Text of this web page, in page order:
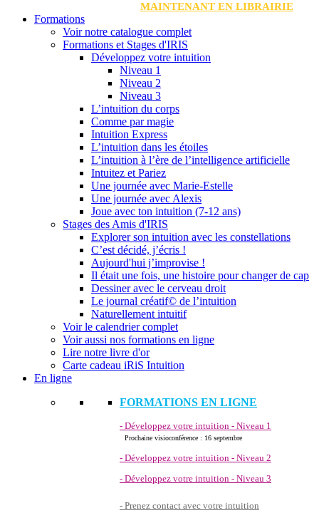
MAINTENANT EN LIBRAIRIE
Formations
Voir notre catalogue complet
Formations et Stages d'IRIS
Développez votre intuition
Niveau 1
Niveau 2
Niveau 3
L’intuition du corps
Comme par magie
Intuition Express
L’intuition dans les étoiles
L’intuition à l’ère de l’intelligence artificielle
Intuitez et Pariez
Une journée avec Marie-Estelle
Une journée avec Alexis
Joue avec ton intuition (7-12 ans)
Stages des Amis d'IRIS
Explorer son intuition avec les constellations
C’est décidé, j’écris !
Aujourd'hui j’improvise !
Il était une fois, une histoire pour changer de cap
Dessiner avec le cerveau droit
Le journal créatif© de l’intuition
Naturellement intuitif
Voir le calendrier complet
Voir aussi nos formations en ligne
Lire notre livre d'or
Carte cadeau iRiS Intuition
En ligne
FORMATIONS EN LIGNE
- Développez votre intuition - Niveau 1
Prochaine visioconférence : 16 septembre
- Développez votre intuition - Niveau 2
- Développez votre intuition - Niveau 3
- Prenez contact avec votre intuition